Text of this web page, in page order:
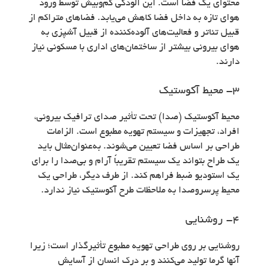
محتوای یک فضا است. این آلودگی کم‌وبیش توسط ورود
هوای تازه به داخل فضا کاهش می‌یابد. فضاهای متراکم از
قبیل تئاتر و فعالیت‌های آلوده‌کننده از قبیل آشپزی به
هوای بیرونی بیشتر از ساختمان‌های اداری با مسکونی نیاز
دارند.
۳- محیط آکوستیک
محیط آکوستیک (صدا) تحت تأثیر صدای ترافیک بیرونی،
افراد، تجهیزات و سیستم تهویه مطبوع است. الزامات
طراحی بر اساس فضا تعیین می‌شوند. به‌عنوان‌مثال باید
یک طراح بتواند یک سیستم تقریباً آرام و بی‌صدا را برای
یک استودیو ضبط فراهم کند. از طرف دیگر، طراحی یک
محیط پرسروصدا به ملاحظات طرح آکوستیک نیاز ندارد.
۴- روشنایی
روشنایی بر روی طراحی تهویه مطبوع تأثیرگذار است؛ زیرا
آنها گرما تولید می‌کنند و بر درک انسان از آسایش